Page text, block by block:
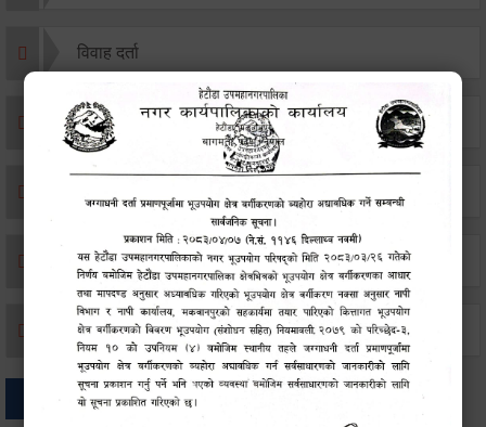
विवाह दर्ता
सम्बन्ध विच्छेद दर्ता
मृत्यू दर्ता
जन्म दर्ता